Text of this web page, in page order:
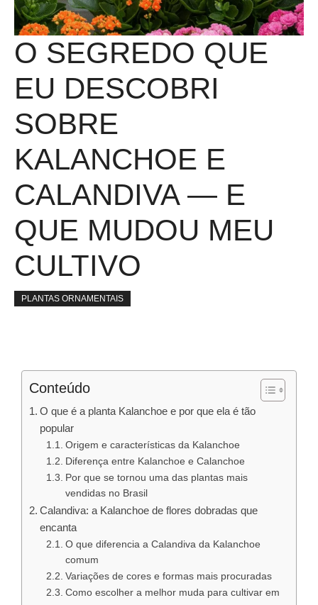
O SEGREDO QUE
EU DESCOBRI
SOBRE
KALANCHOE E
CALANDIVA — E
QUE MUDOU MEU
CULTIVO
PLANTAS ORNAMENTAIS
Conteúdo
O que é a planta Kalanchoe e por que ela é tão
popular
Origem e características da Kalanchoe
Diferença entre Kalanchoe e Calanchoe
Por que se tornou uma das plantas mais
vendidas no Brasil
Calandiva: a Kalanchoe de flores dobradas que
encanta
O que diferencia a Calandiva da Kalanchoe
comum
Variações de cores e formas mais procuradas
Como escolher a melhor muda para cultivar em